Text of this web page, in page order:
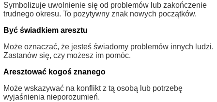
Symbolizuje uwolnienie się od problemów lub zakończenie
trudnego okresu. To pozytywny znak nowych początków.
Być świadkiem aresztu
Może oznaczać, że jesteś świadomy problemów innych ludzi.
Zastanów się, czy możesz im pomóc.
Aresztować kogoś znanego
Może wskazywać na konflikt z tą osobą lub potrzebę
wyjaśnienia nieporozumień.